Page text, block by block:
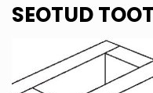
SEOTUD